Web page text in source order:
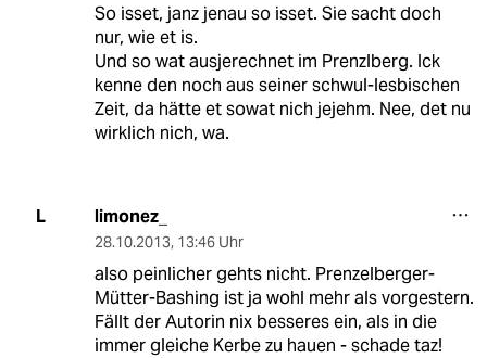
So isset, janz jenau so isset. Sie sacht doch
nur, wie et is.
Und so wat ausjerechnet im Prenzlberg. Ick
kenne den noch aus seiner schwul-lesbischen
Zeit, da hätte et sowat nich jejehm. Nee, det nu
wirklich nich, wa.
L limonez_
28.10.2013, 13:46 Uhr
also peinlicher gehts nicht. Prenzelberger-
Mütter-Bashing ist ja wohl mehr als vorgestern.
Fällt der Autorin nix besseres ein, als in die
immer gleiche Kerbe zu hauen - schade taz!